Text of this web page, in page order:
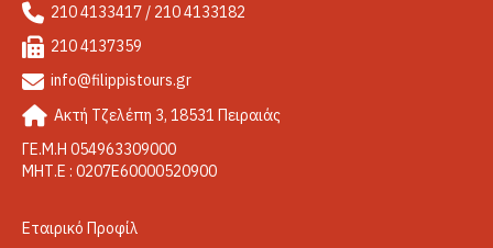
210 4133417 / 210 4133182
210 4137359
info@filippistours.gr
Ακτή Τζελέπη 3, 18531 Πειραιάς
ΓΕ.Μ.Η 054963309000
ΜΗΤ.Ε : 0207Ε60000520900
Εταιρικό Προφίλ